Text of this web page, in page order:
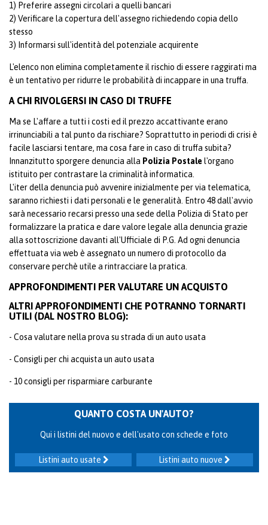
1) Preferire assegni circolari a quelli bancari
2) Verificare la copertura dell'assegno richiedendo copia dello
stesso
3) Informarsi sull'identità del potenziale acquirente
L'elenco non elimina completamente il rischio di essere raggirati ma
è un tentativo per ridurre le probabilità di incappare in una truffa.
A CHI RIVOLGERSI IN CASO DI TRUFFE
Ma se L'affare a tutti i costi ed il prezzo accattivante erano
irrinunciabili a tal punto da rischiare? Soprattutto in periodi di crisi è
facile lasciarsi tentare, ma cosa fare in caso di truffa subita?
Innanzitutto sporgere denuncia alla Polizia Postale l'organo
istituito per contrastare la criminalità informatica.
L'iter della denuncia può avvenire inizialmente per via telematica,
saranno richiesti i dati personali e le generalità. Entro 48 dall'avvio
sarà necessario recarsi presso una sede della Polizia di Stato per
formalizzare la pratica e dare valore legale alla denuncia grazie
alla sottoscrizione davanti all'Ufficiale di P.G. Ad ogni denuncia
effettuata via web è assegnato un numero di protocollo da
conservare perchè utile a rintracciare la pratica.
APPROFONDIMENTI PER VALUTARE UN ACQUISTO
ALTRI APPROFONDIMENTI CHE POTRANNO TORNARTI
UTILI (DAL NOSTRO BLOG):
- Cosa valutare nella prova su strada di un auto usata
- Consigli per chi acquista un auto usata
- 10 consigli per risparmiare carburante
QUANTO COSTA UN'AUTO?
Qui i listini del nuovo e dell'usato con schede e foto
Listini auto nuove
Listini auto usate